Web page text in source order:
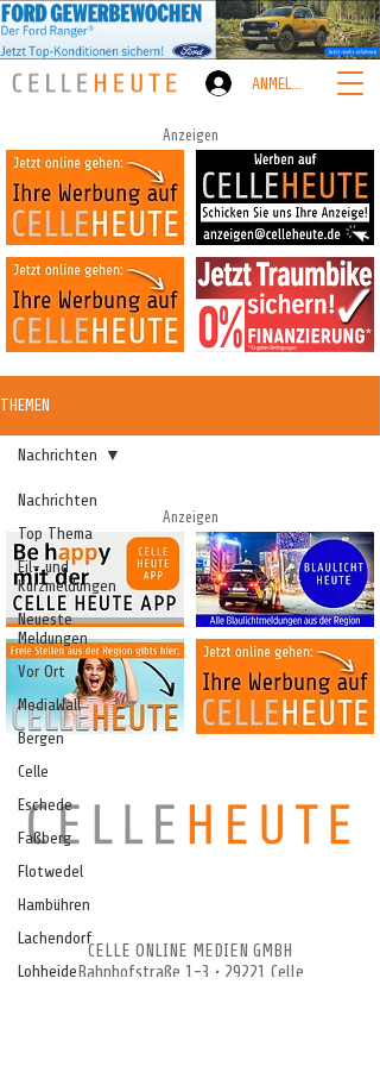
ANMELDEN
Anzeigen
THEMEN
Nachrichten
Top Thema
Eil- und
Kurzmeldungen
Neueste
Meldungen
Vor Ort
MediaWall
Bergen
Celle
Eschede
Faßberg
Flotwedel
Hambühren
Lachendorf
Lohheide
Nachrichten
Anzeigen
CELLE ONLINE MEDIEN GMBH
Bahnhofstraße 1-3 • 29221 Celle